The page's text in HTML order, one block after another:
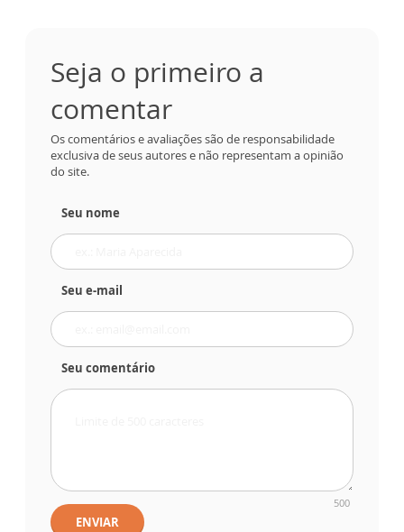
Seja o primeiro a
comentar
Os comentários e avaliações são de responsabilidade
exclusiva de seus autores e não representam a opinião
do site.
Seu nome
Seu e-mail
Seu comentário
500
ENVIAR